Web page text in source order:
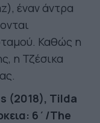
έναν άντρα
Καθώς η
η Τζέσικα
(2018), Tilda
6΄/The